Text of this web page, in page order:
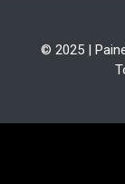
© 2025 |